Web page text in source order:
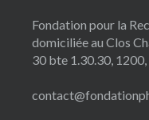
Fondation pour la
domiciliée au Clos
30 bte 1.30.30,